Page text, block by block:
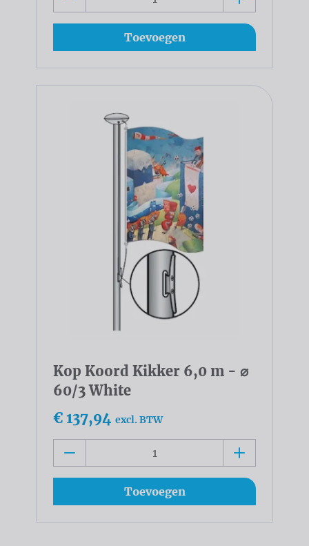
Toevoegen
Kop Koord Kikker 6,0 m - ⌀
60/3 White
€ 137,94 excl. BTW
Toevoegen